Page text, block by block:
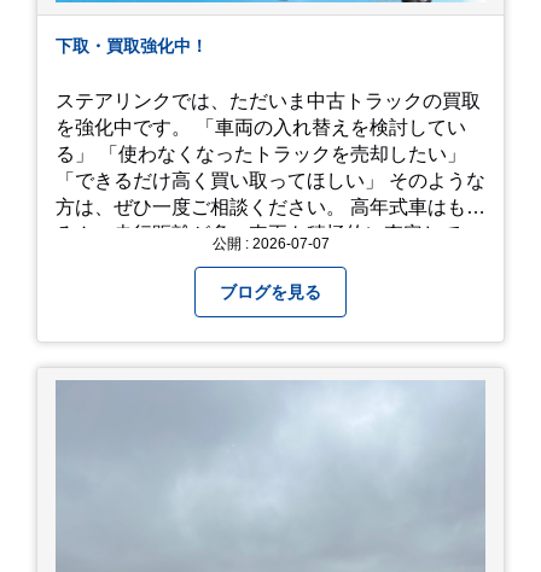
下取・買取強化中！
ステアリンクでは、ただいま中古トラックの買取
を強化中です。 「車両の入れ替えを検討してい
る」 「使わなくなったトラックを売却したい」
「できるだけ高く買い取ってほしい」 そのような
方は、ぜひ一度ご相談ください。 高年式車はもち
ろん、走行距離が多い車両も積極的に査定してい
ただいており、豊富な販売ネットワークを活かし
た高価買取が可能です。
公開 : 2026-07-07
ブログを見る